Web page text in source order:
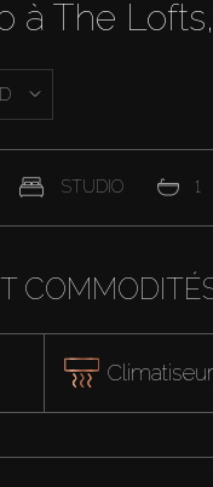
à The
STUDIO 1